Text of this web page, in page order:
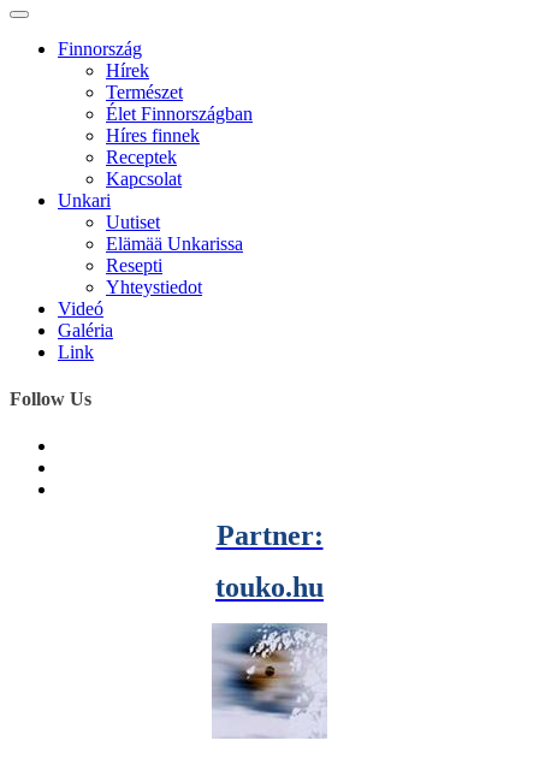
Finnország
Hírek
Természet
Élet Finnországban
Híres finnek
Receptek
Kapcsolat
Unkari
Uutiset
Elämää Unkarissa
Resepti
Yhteystiedot
Videó
Galéria
Link
Follow Us
Partner:
touko.hu